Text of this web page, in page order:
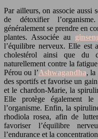
Par ailleurs, on associe aussi
de détoxifier
généralement se prendre en
plantes. Associée au
l’équilibre nerveux. Elle est
cholestérol ainsi que du
naturellement contre la
Pérou ou l’Ashwagandha, la
des sportifs et favorise un
et le chardon-Marie, la
Elle protège également
l’organisme. Enfin, la
rhodiola rosea, afin de
favoriser l’équilibre
l’endurance et la